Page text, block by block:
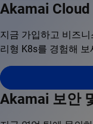
Akamai Cloud
지금 가입하고 비즈
리형 K8s를 경험해 보
Akamai 보안